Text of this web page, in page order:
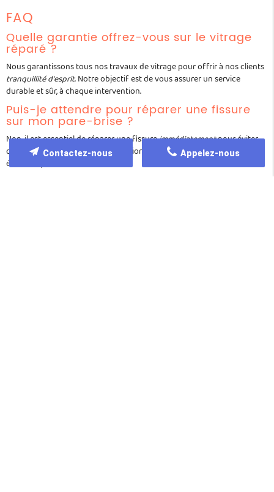
FAQ
Quelle garantie offrez-vous sur le vitrage
réparé ?
Nous garantissons tous nos travaux de vitrage pour offrir à nos clients
tranquillité d'esprit. Notre objectif est de vous assurer un service
durable et sûr, à chaque intervention.
Puis-je attendre pour réparer une fissure
sur mon pare-brise ?
Non, il est essentiel de réparer une fissureimmédiatementpour éviter
qu'elle ne s'aggrave. Plus la réparation est rapide, plus elle est simple et
économique.
Appelez-nous
Contactez-nous